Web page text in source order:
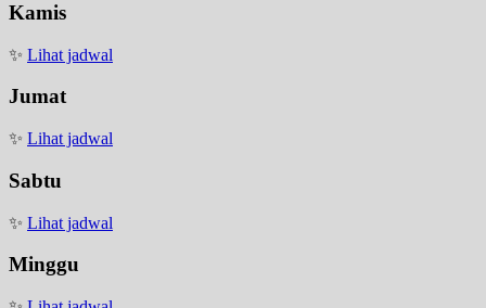
Kamis
✨ Lihat jadwal
Jumat
✨ Lihat jadwal
Sabtu
✨ Lihat jadwal
Minggu